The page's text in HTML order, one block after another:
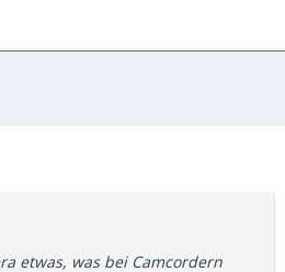
etwas, was bei Camcordern